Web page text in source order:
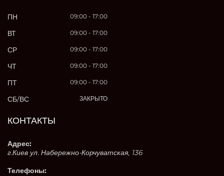
ПН 09:00 - 17:00
ВТ 09:00 - 17:00
СР 09:00 - 17:00
ЧТ 09:00 - 17:00
ПТ 09:00 - 17:00
СБ/ВС ЗАКРЫТО
КОНТАКТЫ
Адрес:
г.Киев ул. Набережно-Корчуватская, 136
Телефоны: